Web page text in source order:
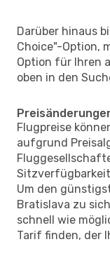
Darüber hinaus
Choice"-Option,
Option für Ihren
oben in den
Flugpreise
aufgrund
Um den
Bratislava zu
schnell wie
Tarif finden, der